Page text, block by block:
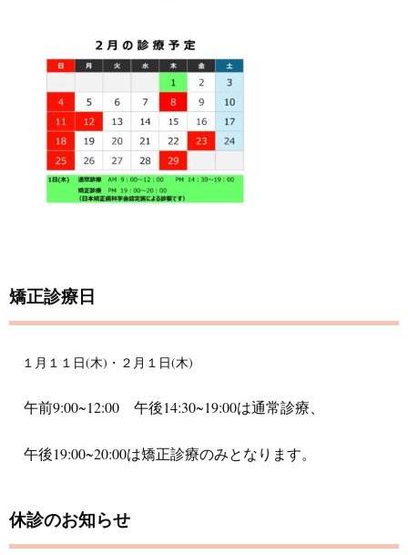
矯正診療日
１月１１日(木)・２月１日(木)
午前9:00~12:00 午後14:30~19:00は通常診療、
午後19:00~20:00は矯正診療のみとなります。
休診のお知らせ